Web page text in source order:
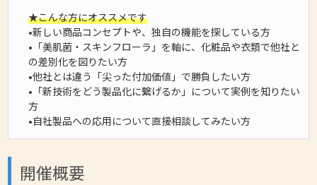
★こんな方にオススメです
•新しい商品コンセプトや、独自の機能を探している方
•「美肌菌・スキンフローラ」を軸に、化粧品や衣類で他社と
の差別化を図りたい方
•他社とは違う「尖った付加価値」で勝負したい方
•「新技術をどう製品化に繋げるか」について実例を知りたい
方
•自社製品への応用について直接相談してみたい方
開催概要